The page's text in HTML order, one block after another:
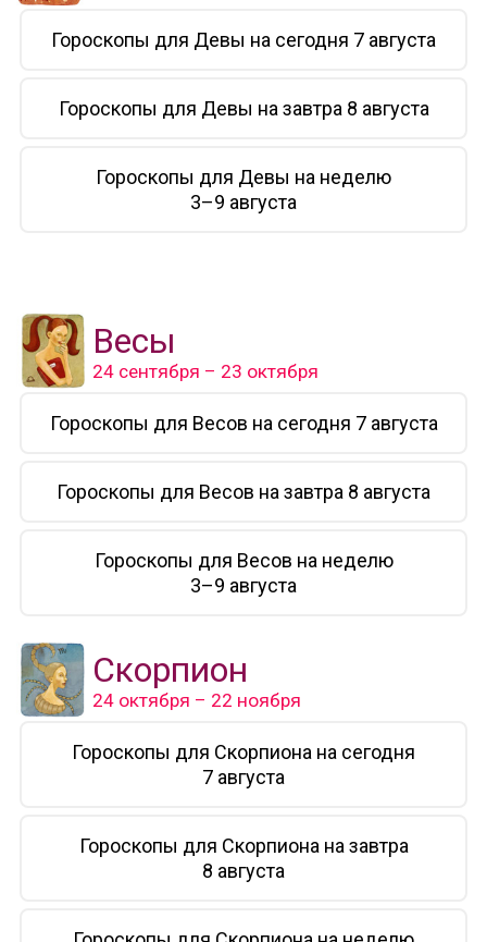
Гороскопы для Девы на сегодня 7 августа
Гороскопы для Девы на завтра 8 августа
Гороскопы для Девы на неделю
3–9 августа
Весы
24 сентября – 23 октября
Гороскопы для Весов на сегодня 7 августа
Гороскопы для Весов на завтра 8 августа
Гороскопы для Весов на неделю
3–9 августа
Скорпион
24 октября – 22 ноября
Гороскопы для Скорпиона на сегодня
7 августа
Гороскопы для Скорпиона на завтра
8 августа